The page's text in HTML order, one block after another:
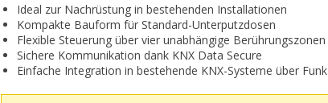
Ideal zur Nachrüstung in bestehenden Installationen
Kompakte Bauform für Standard-Unterputzdosen
Flexible Steuerung über vier unabhängige Berührungszonen
Sichere Kommunikation dank KNX Data Secure
Einfache Integration in bestehende KNX-Systeme über Funk